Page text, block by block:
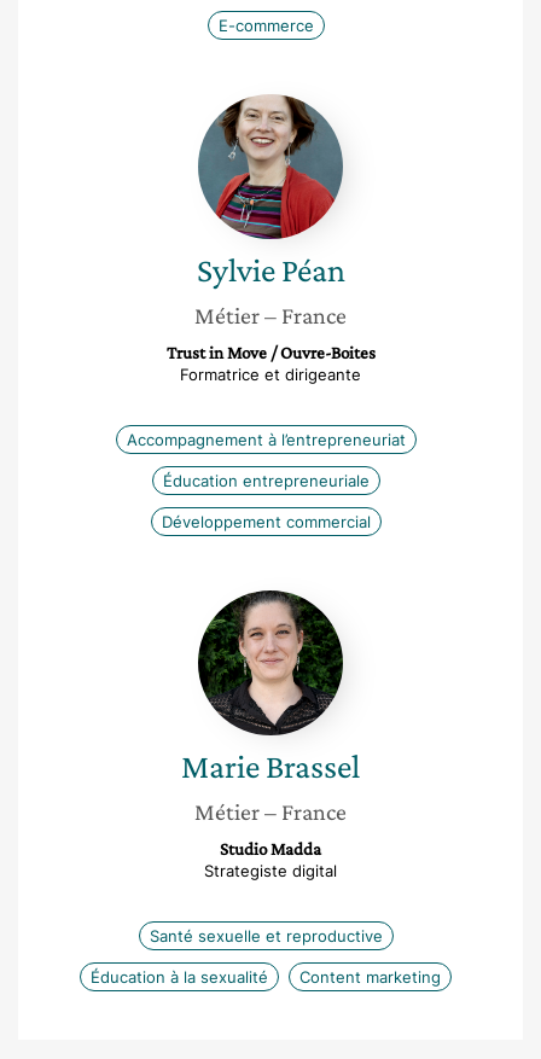
E-commerce
Sylvie
Péan
Sylvie Péan
Métier– France
Trust in Move / Ouvre-Boites
Formatrice et dirigeante
Accompagnement à l’entrepreneuriat
Éducation entrepreneuriale
Développement commercial
Marie
Brassel
MarieBrassel
Métier– France
Studio Madda
Strategiste digital
Santé sexuelle et reproductive
Éducation à la sexualité Content marketing